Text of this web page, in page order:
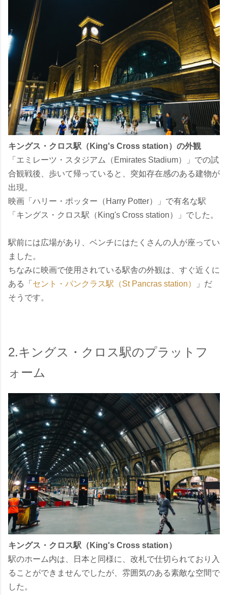
キングス・クロス駅（King's Cross station）の外観
「エミレーツ・スタジアム（Emirates Stadium）」での試
合観戦後、歩いて帰っていると、突如存在感のある建物が
出現。
映画「ハリー・ポッター（Harry Potter）」で有名な駅
「キングス・クロス駅（King's Cross station）」でした。
駅前には広場があり、ベンチにはたくさんの人が座ってい
ました。
ちなみに映画で使用されている駅舎の外観は、すぐ近くに
ある「 セント・パンクラス駅（St Pancras station） 」 だ
そうです。
2.キングス・クロス駅のプラットフ
ォーム
キングス・クロス駅（King's Cross station）
駅のホーム内は、日本と同様に、改札で仕切られており入
ることができませんでしたが、雰囲気のある素敵な空間で
した。